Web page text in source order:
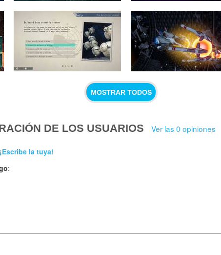
MOSTRAR TODOS
DE LOS USUARIOS Ver las 0 opiniones
¡Escribe la tuya!
: